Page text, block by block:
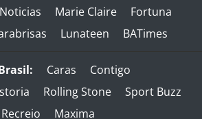
Noticias Marie Claire
Fortuna
Lunateen BATimes
Caras
Contigo
Rolling Stone
Sport Buzz
Recreio
Maxima